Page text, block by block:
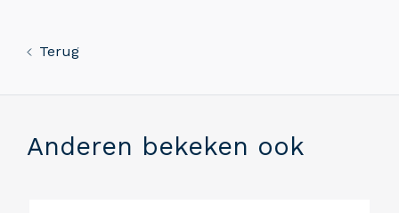
Terug
Anderen bekeken ook